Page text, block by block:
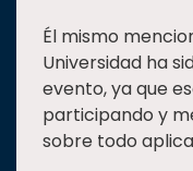
Él mismo
Universidad ha
evento, ya que
participando y
sobre todo